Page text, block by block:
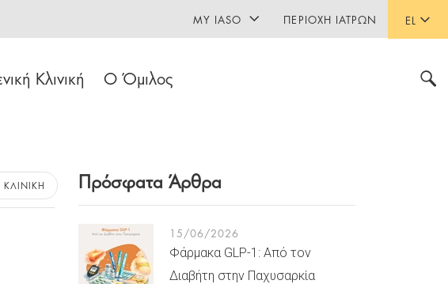
EL
Κλινική Ο Όμιλος
MY IASO ΠΕΡΙΟΧΉ ΙΑΤΡΏΝ
ΚΛΙΝΙΚΉ Πρόσφατα Άρθρα
15/06/2026
Φάρμακα GLP-1: Από τον
Διαβήτη στην Παχυσαρκία